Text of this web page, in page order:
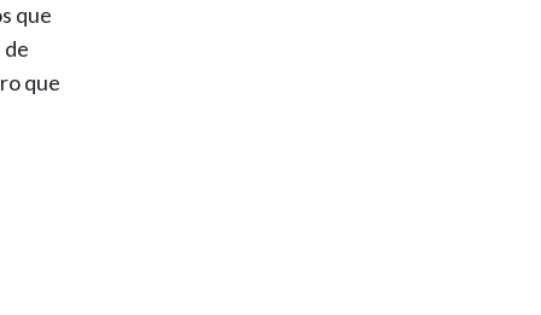
que
de
que